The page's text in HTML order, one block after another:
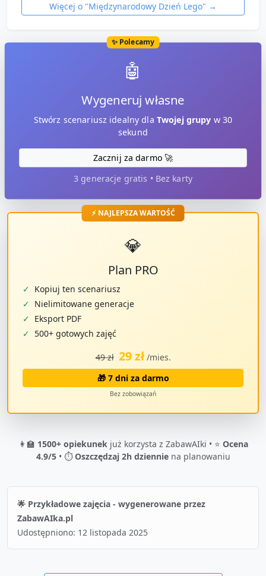
Więcej o "Międzynarodowy Dzień Lego" →
✨ Polecamy
🤖
Wygeneruj własne
Stwórz scenariusz idealny dla Twojej grupy w 30
sekund
Zacznij za darmo 🚀
3 generacje gratis • Bez karty
⚡ NAJLEPSZA WARTOŚĆ
💎
Plan PRO
✓ Kopiuj ten scenariusz
✓ Nielimitowane generacje
✓ Eksport PDF
✓ 500+ gotowych zajęć
49 zł 29 zł /mies.
🎁 7 dni za darmo
Bez zobowiązań
👩‍🏫 1500+ opiekunekjuż korzysta z ZabawAIki • ⭐ Ocena
4.9/5• ⏱️Oszczędzaj 2h dzienniena planowaniu
🌟 Przykładowe zajęcia - wygenerowane przez
ZabawAIka.pl
Udostępniono: 12 listopada 2025